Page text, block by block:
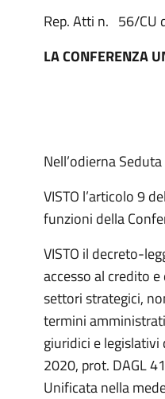
Rep. Atti n. 56/CU
LA CONFERENZA
Nell’odierna
VISTO l’articolo 9
funzioni della
VISTO il decreto-
accesso al credito
settori strategici,
termini
giuridici e
2020, prot. DAGL
Unificata nella